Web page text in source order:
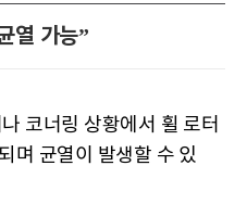
열 가능”
코너링 상황에서 휠 로터
며 균열이 발생할 수 있